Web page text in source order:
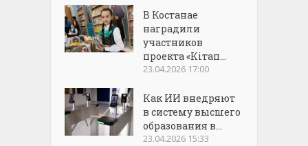
В Костанае
наградили
участников
проекта «Кітап...
23.04.2026 17:00
Как ИИ внедряют
в систему высшего
образования в...
23.04.2026 15:33